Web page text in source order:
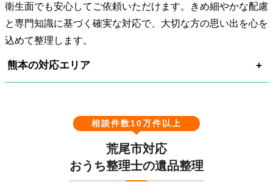
衛生面でも安心してご依頼いただけます。きめ細やかな配慮
と専門知識に基づく確実な対応で、大切な方の思い出を心を
込めて整理します。
熊本の対応エリア
相談件数10万件以上
荒尾市対応
おうち整理士の遺品整理